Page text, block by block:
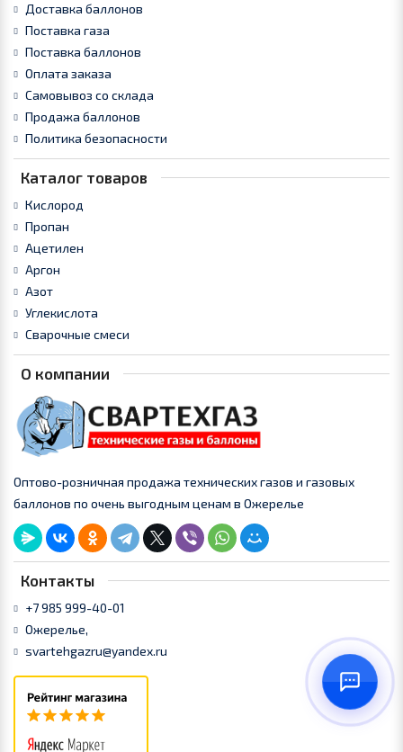
Доставка баллонов
Поставка газа
Поставка баллонов
Оплата заказа
Самовывоз со склада
Продажа баллонов
Политика безопасности
Каталог товаров
Кислород
Пропан
Ацетилен
Аргон
Азот
Углекислота
Сварочные смеси
О компании
Оптово-розничная продажа технических газов и газовых
баллонов по очень выгодным ценам в Ожерелье
Контакты
+7 985 999-40-01
Ожерелье,
svartehgazru@yandex.ru